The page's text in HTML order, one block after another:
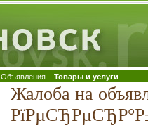
Объявления Товары и услуги
Жалоба на